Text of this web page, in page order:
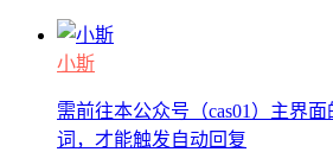
小斯
需前往本公众号（cas01）主界
词，才能触发自动回复